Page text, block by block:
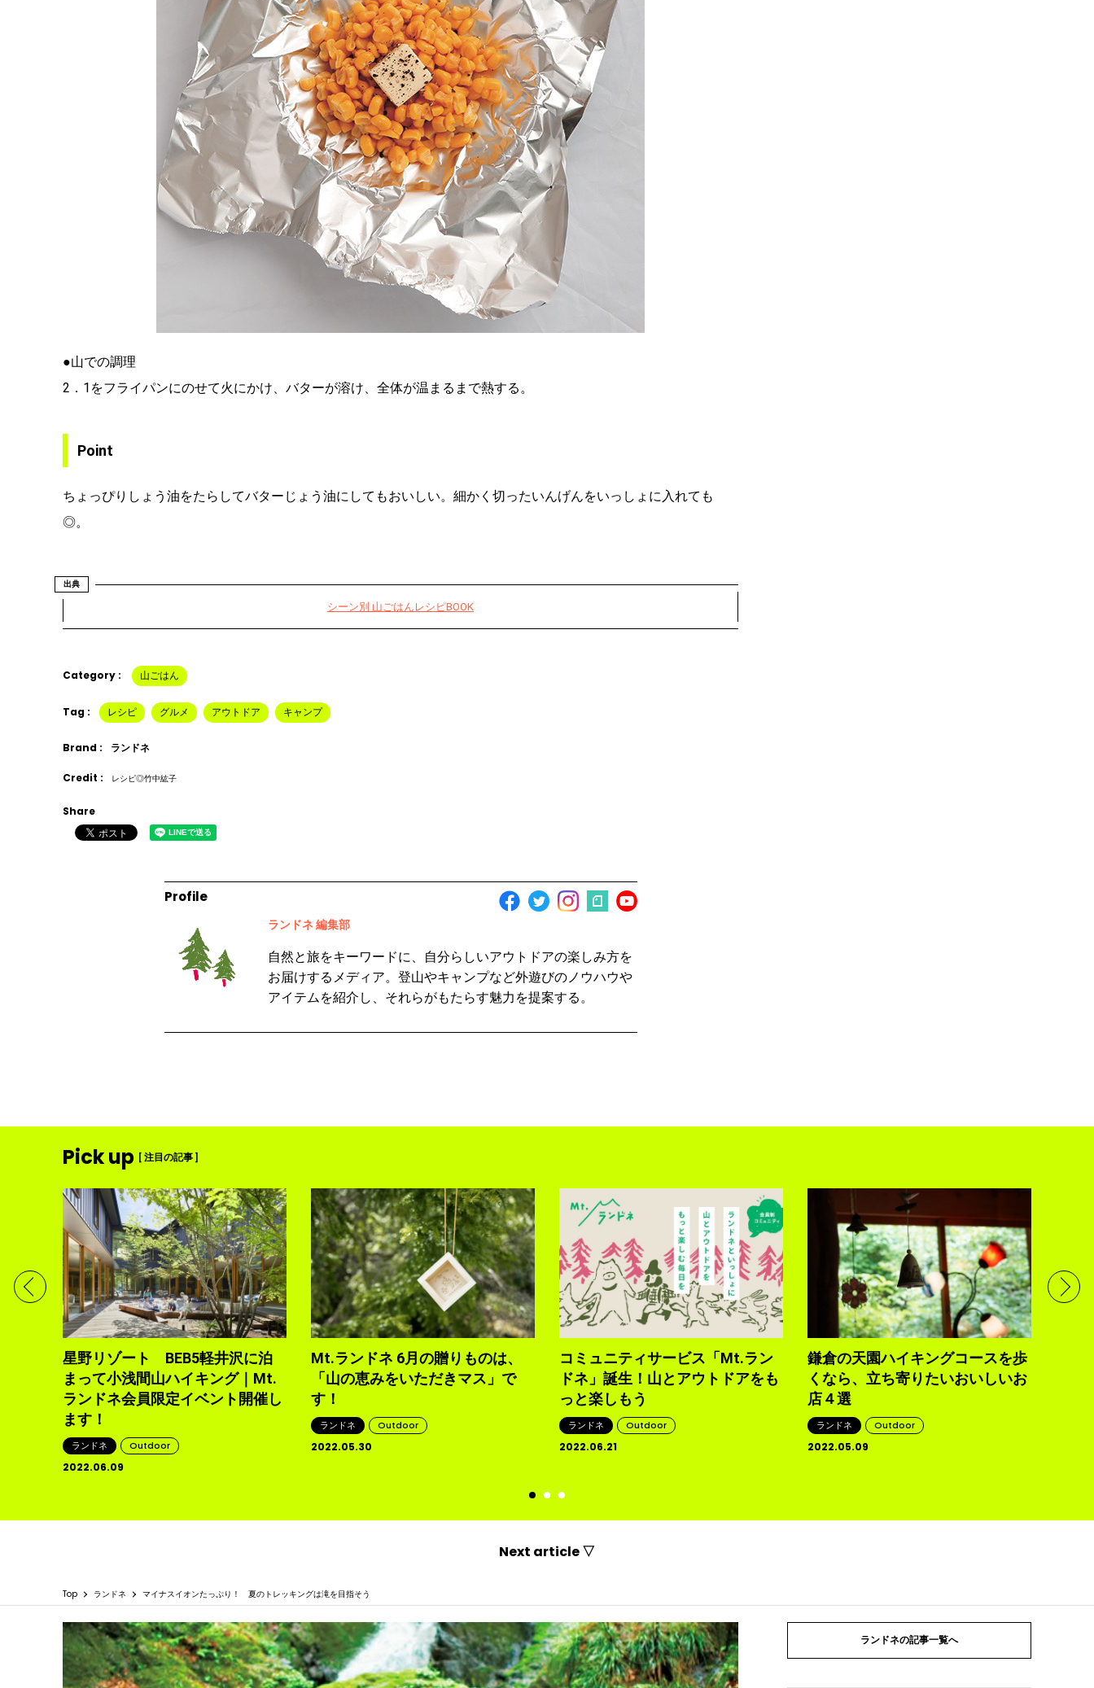
●山での調理
2．1をフライパンにのせて火にかけ、バターが溶け、全体が温まるまで熱する。
Point
ちょっぴりしょう油をたらしてバターじょう油にしてもおいしい。細かく切ったいんげんをいっしょに入れても
◎。
出典
シーン別 山ごはんレシピBOOK
Category : 山ごはん
Tag : レシピ グルメ アウトドア キャンプ
Brand : ランドネ
Credit : レシピ◎竹中紘子
Share
Profile
ランドネ 編集部
自然と旅をキーワードに、自分らしいアウトドアの楽しみ方を
お届けするメディア。登山やキャンプなど外遊びのノウハウや
アイテムを紹介し、それらがもたらす魅力を提案する。
Pick up [ 注目の記事 ]
星野リゾート BEB5軽井沢に泊
まって小浅間山ハイキング｜Mt.
ランドネ会員限定イベント開催し
ます！
ランドネ Outdoor
2022.06.09
Mt.ランドネ 6月の贈りものは、
「山の恵みをいただきマス」で
す！
ランドネ Outdoor
2022.05.30
コミュニティサービス「Mt.ラン
ドネ」誕生！山とアウトドアをも
っと楽しもう
ランドネ Outdoor
2022.06.21
鎌倉の天園ハイキングコースを歩
くなら、立ち寄りたいおいしいお
店４選
ランドネ Outdoor
2022.05.09
日帰
なバ
Next article ▽
Top ランドネ マイナスイオンたっぷり！ 夏のトレッキングは滝を目指そう
ランドネの記事一覧へ